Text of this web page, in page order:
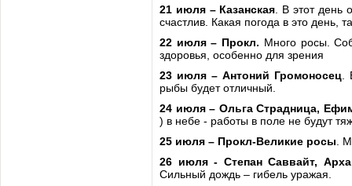
21 июля – Казанская . В этот день
счастлив. Какая погода в это день,
22 июля – Прокл. Много росы.
здоровья, особенно для зрения
23 июля – Антоний Громоносец
рыбы будет отличный.
24 июля – Ольга Страдница,
) в небе - работы в поле не будут
25 июля – Прокл-Великие росы .
26 июля - Степан Саввайт,
Сильный дождь – гибель уражая.